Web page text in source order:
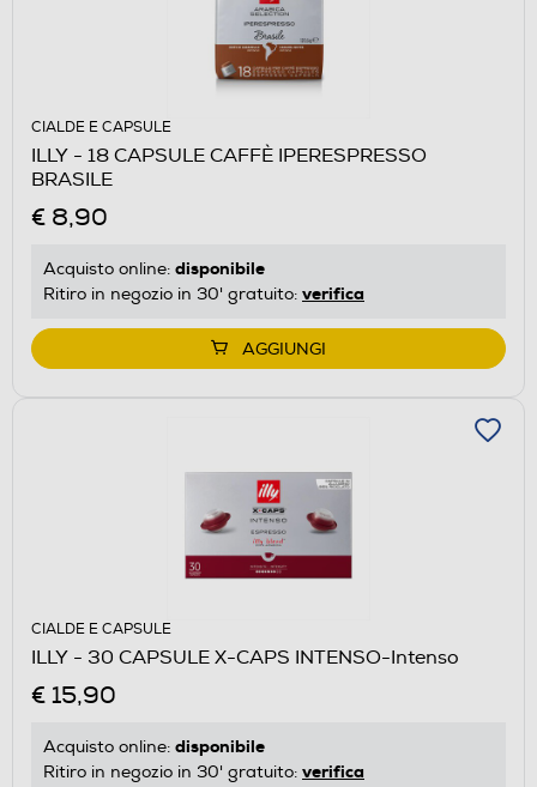
CIALDE E CAPSULE
ILLY - 18 CAPSULE CAFFÈ IPERESPRESSO
BRASILE
€ 8,90
Acquisto online: disponibile
Ritiro in negozio in 30' gratuito: verifica
AGGIUNGI
CIALDE E CAPSULE
ILLY - 30 CAPSULE X-CAPS INTENSO-Intenso
€ 15,90
Acquisto online: disponibile
Ritiro in negozio in 30' gratuito: verifica